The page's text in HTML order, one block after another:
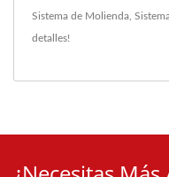
Sistema de Molienda
detalles!